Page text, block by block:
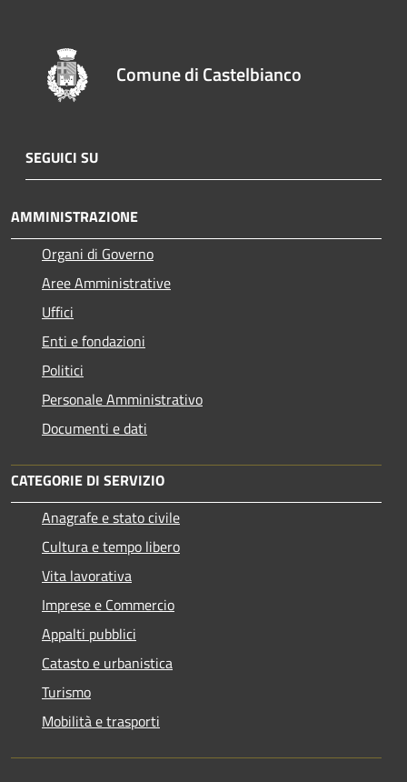
Comune di Castelbianco
SEGUICI SU
AMMINISTRAZIONE
Organi di Governo
Aree Amministrative
Uffici
Enti e fondazioni
Politici
Personale Amministrativo
Documenti e dati
CATEGORIE DI SERVIZIO
Anagrafe e stato civile
Cultura e tempo libero
Vita lavorativa
Imprese e Commercio
Appalti pubblici
Catasto e urbanistica
Turismo
Mobilità e trasporti